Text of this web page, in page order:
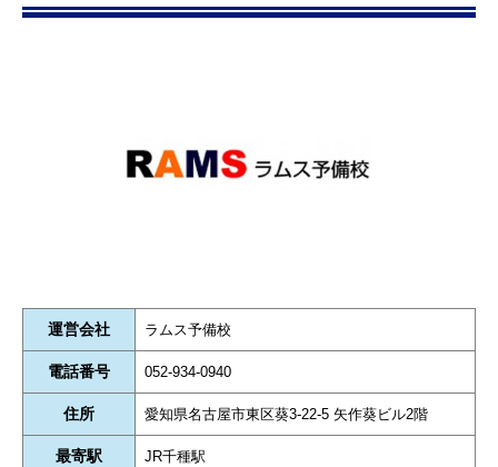
運営会社 ラムス予備校
電話番号 052‐934-0940
住所 愛知県名古屋市東区葵3-22-5 矢作葵ビル2階
最寄駅 JR千種駅